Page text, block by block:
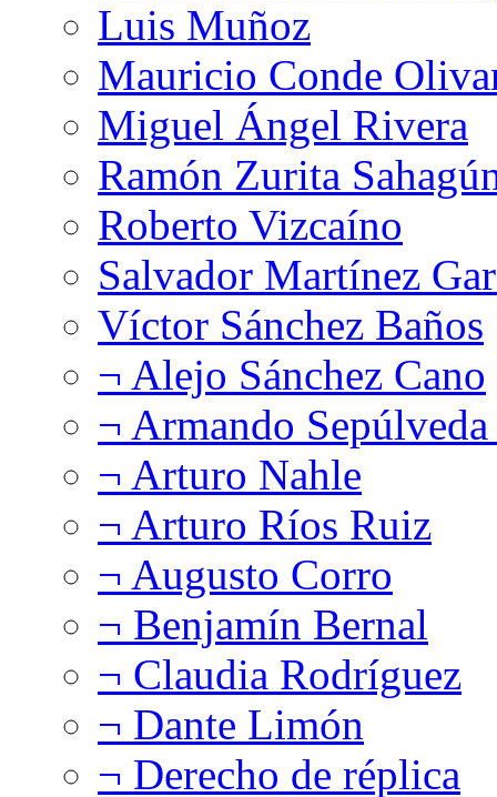
Luis Muñoz
Mauricio Conde
Miguel Ángel Rivera
Ramón Zurita
Roberto Vizcaíno
Salvador Martínez
Víctor Sánchez Baños
¬ Alejo Sánchez Cano
¬ Armando
¬ Arturo Nahle
¬ Arturo Ríos Ruiz
¬ Augusto Corro
¬ Benjamín Bernal
¬ Claudia Rodríguez
¬ Dante Limón
¬ Derecho de réplica